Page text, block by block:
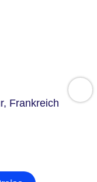
Frankreich